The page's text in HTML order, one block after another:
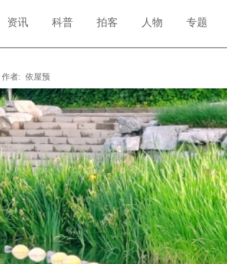
资讯 科普 拍客 人物 专题
作者: 依屋预